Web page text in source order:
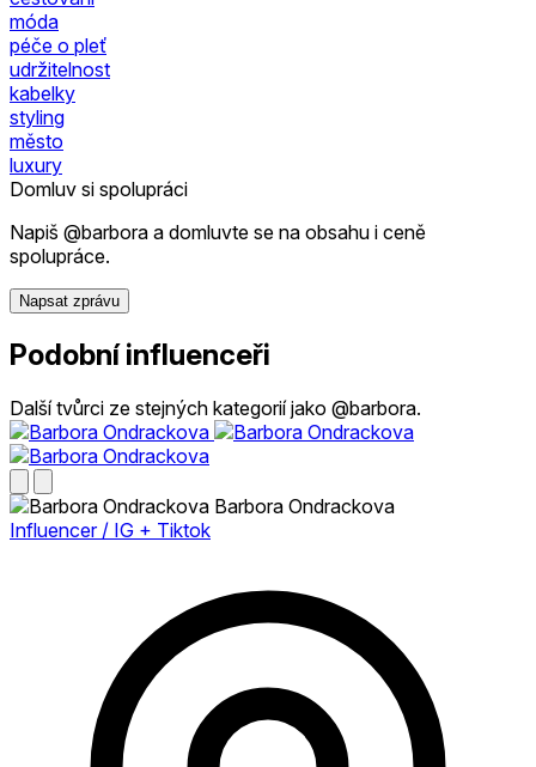
móda
péče o pleť
udržitelnost
kabelky
styling
město
luxury
Domluv si spolupráci
Napiš @barbora a domluvte se na obsahu i ceně
spolupráce.
Napsat zprávu
Podobní influenceři
Další tvůrci ze stejných kategorií jako @barbora.
Barbora Ondrackova
Influencer / IG + Tiktok